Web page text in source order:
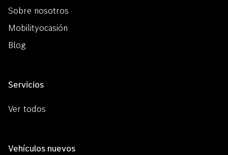
Sobre nosotros
Mobilityocasión
Blog
Servicios
Ver todos
Vehículos nuevos